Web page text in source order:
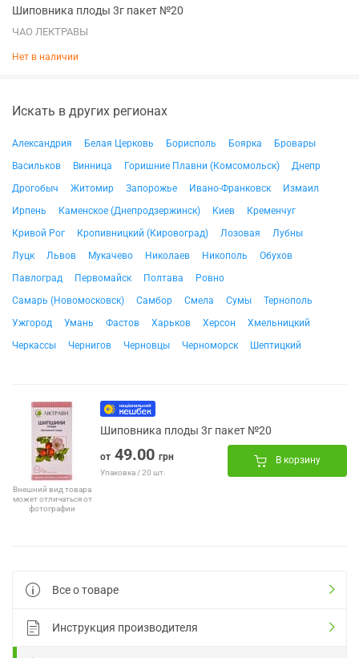
Шиповника плоды 3г пакет №20
ЧАО ЛЕКТРАВЫ
Нет в наличии
Искать в других регионах
Александрия Белая Церковь Борисполь Боярка
Бровары
Васильков
Винница Горишние Плавни (Комсомольск)
Днепр
Дрогобыч
Житомир Запорожье Ивано-Франковск
Измаил
Ирпень
Каменское (Днепродзержинск) Киев
Кременчуг
Кривой Рог
Кропивницкий (Кировоград) Лозовая
Лубны
Луцк
Львов Мукачево Николаев Никополь
Обухов
Павлоград
Первомайск Полтава
Ровно
Самарь (Новомосковск)
Самбор Смела Сумы
Тернополь
Ужгород
Умань Фастов Харьков Херсон
Хмельницкий
Черкассы
Чернигов Черновцы Черноморск Шептицкий
Внешний вид товара
может отличаться от
фотографии
Шиповника плоды 3г пакет №20
от 49.00 грн
Упаковка / 20 шт.
В корзину
Все о товаре
Инструкция производителя